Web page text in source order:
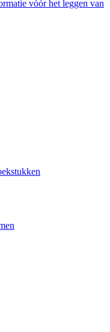
vóór het leggen van